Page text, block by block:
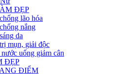
ĐẸP
lão hóa
nắng
da
mụn, giải độc
uống giảm cân
ĐẸP
ĐIỂM